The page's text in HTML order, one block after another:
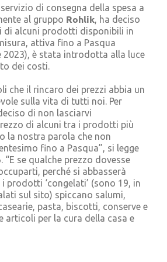
servizio di consegna della spesa a
al gruppo Rohlik, ha deciso
di alcuni prodotti disponibili in
attiva fino a Pasqua
2023), è stata introdotta alla luce
dei costi.
che il rincaro dei prezzi abbia un
sulla vita di tutti noi. Per
di non lasciarvi
di alcuni tra i prodotti più
la nostra parola che non
fino a Pasqua”, si legge
. “E se qualche prezzo dovesse
perché si abbasserà
prodotti ‘congelati’ (sono 19, in
sul sito) spiccano salumi,
pasta, biscotti, conserve e
articoli per la cura della casa e